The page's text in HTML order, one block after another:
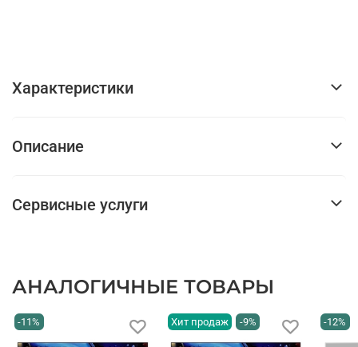
Характеристики
Описание
Сервисные услуги
АНАЛОГИЧНЫЕ ТОВАРЫ
-11% Хит продаж -9% -12%